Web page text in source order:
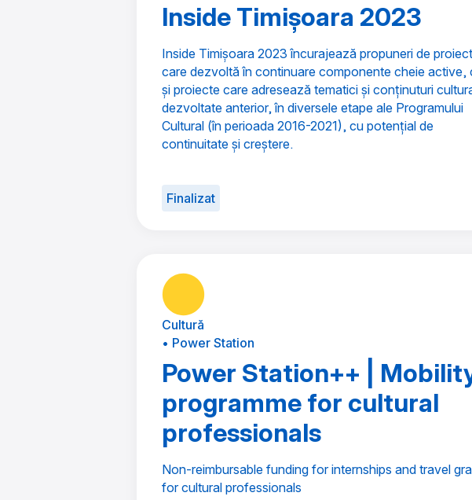
Inside Timișoara 2023
Inside Timișoara 2023 încurajează propuneri de
care dezvoltă în continuare componente cheie active,
și proiecte care adresează tematici și conținuturi
dezvoltate anterior, în diversele etape ale Programului
Cultural (în perioada 2016-2021), cu potențial de
continuitate și creștere.
Finalizat
Cultură
• Power Station
Power Station++ |
programme for cultural
professionals
Non-reimbursable funding for internships and travel
for cultural professionals